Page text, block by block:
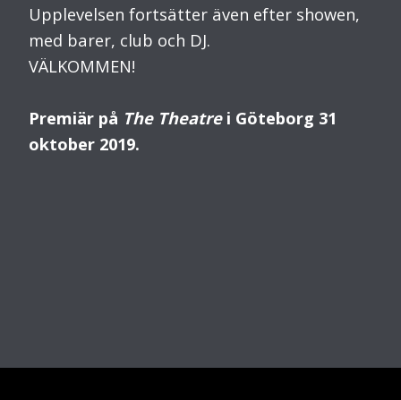
Upplevelsen fortsätter även efter showen,
med barer, club och DJ.
VÄLKOMMEN!
Premiär på The Theatrei Göteborg 31
oktober 2019.